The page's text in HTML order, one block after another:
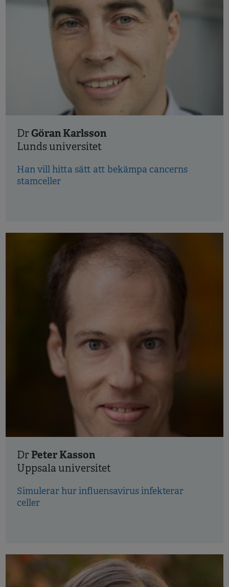
DrGöran Karlsson
Lunds universitet
Han vill hitta sätt att bekämpa cancerns
stamceller
DrPeter Kasson
Uppsala universitet
Simulerar hur influensavirus infekterar
celler